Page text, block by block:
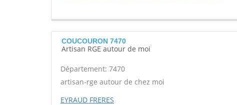
COUCOURON 7470
Artisan RGE autour de moi
Département: 7470
artisan-rge autour de chez moi
EYRAUD FRERES